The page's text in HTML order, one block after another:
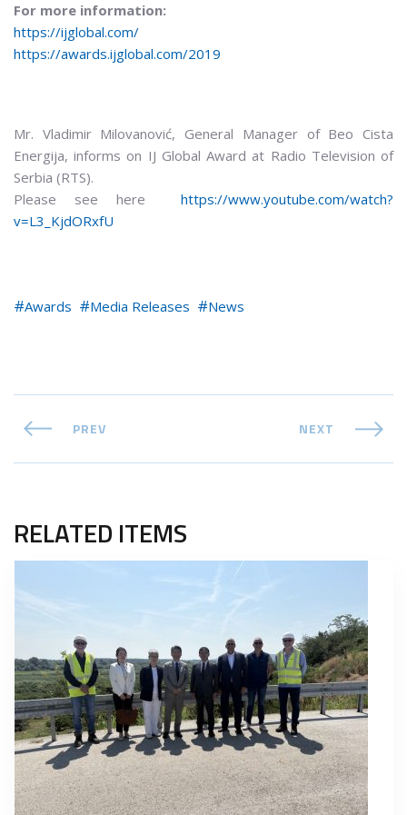
For more information:
https://ijglobal.com/
https://awards.ijglobal.com/2019
Mr. Vladimir Milovanović, General Manager of Beo Cista
Energija, informs on IJ Global Award at Radio Television of
Serbia (RTS).
Please see here
https://www.youtube.com/watch?
v=L3_KjdORxfU
Awards Media Releases News
PREV NEXT
RELATED ITEMS